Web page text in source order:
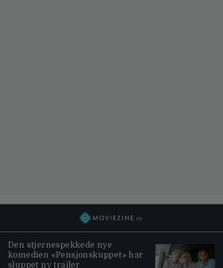
Den stjernespekkede nye
komedien «Pensjonskuppet» har
sluppet ny trailer